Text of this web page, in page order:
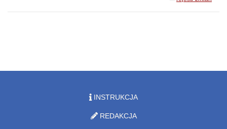
INSTRUKCJA
REDAKCJA